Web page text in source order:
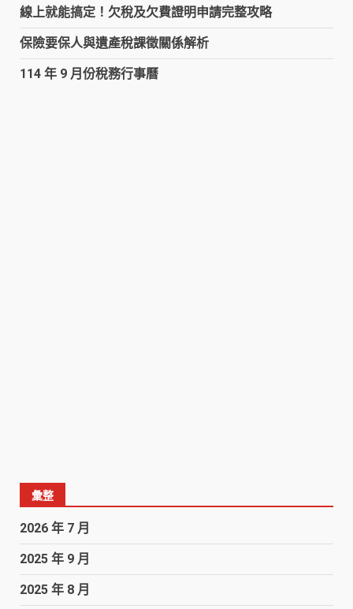
線上就能搞定！欠稅及欠費證明申請完整攻略
保險要保人與遺產稅課徵關係解析
114 年 9 月份稅務行事曆
彙整
2026 年 7 月
2025 年 9 月
2025 年 8 月